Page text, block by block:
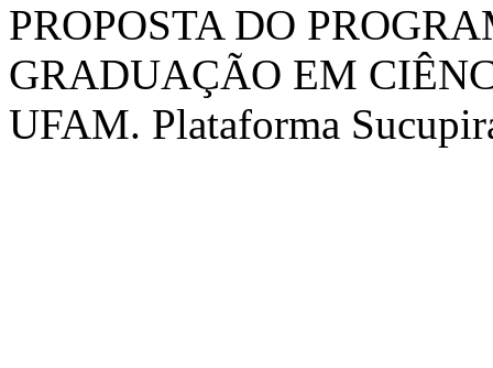
PROPOSTA DO
GRADUAÇÃO EM
UFAM. Plataforma